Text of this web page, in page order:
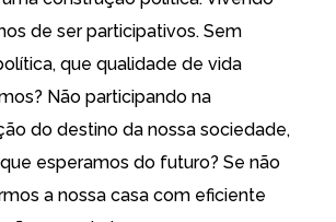
de ser participativos. Sem
que qualidade de vida
Não participando na
do destino da nossa sociedade,
esperamos do futuro? Se não
a nossa casa com eficiente